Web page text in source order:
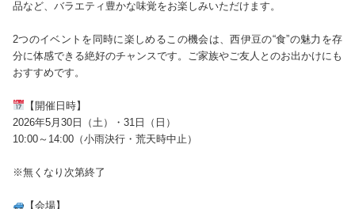
品など、バラエティ豊かな味覚をお楽しみいただけます。
2つのイベントを同時に楽しめるこの機会は、西伊豆の“食”の魅力を存
分に体感できる絶好のチャンスです。ご家族やご友人とのお出かけにも
おすすめです。
【開催日時】
2026年5月30日（土）・31日（日）
10:00～14:00（小雨決行・荒天時中止）
※無くなり次第終了
【会場】